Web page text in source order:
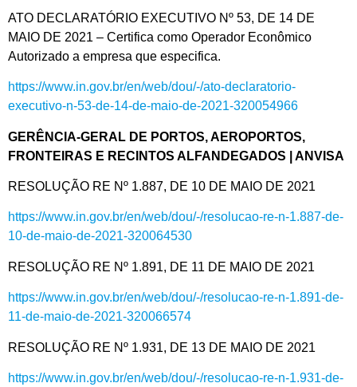
ATO DECLARATÓRIO EXECUTIVO Nº 53, DE 14 DE
MAIO DE 2021 – Certifica como Operador Econômico
Autorizado a empresa que especifica.
https://www.in.gov.br/en/web/dou/-/ato-declaratorio-
executivo-n-53-de-14-de-maio-de-2021-320054966
GERÊNCIA-GERAL DE PORTOS, AEROPORTOS,
FRONTEIRAS E RECINTOS ALFANDEGADOS | ANVISA
RESOLUÇÃO RE Nº 1.887, DE 10 DE MAIO DE 2021
https://www.in.gov.br/en/web/dou/-/resolucao-re-n-1.887-de-
10-de-maio-de-2021-320064530
RESOLUÇÃO RE Nº 1.891, DE 11 DE MAIO DE 2021
https://www.in.gov.br/en/web/dou/-/resolucao-re-n-1.891-de-
11-de-maio-de-2021-320066574
RESOLUÇÃO RE Nº 1.931, DE 13 DE MAIO DE 2021
https://www.in.gov.br/en/web/dou/-/resolucao-re-n-1.931-de-